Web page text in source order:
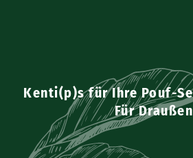
Kenti(p)s für Ihre Pouf-
Für Draußen